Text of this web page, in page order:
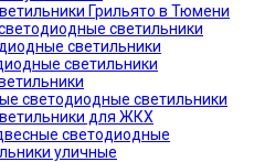
Грильято в Тюмени
светильники
светильники
светильники
светодиодные светильники
для ЖКХ
светодиодные
уличные